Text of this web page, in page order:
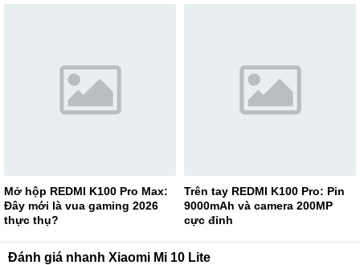
Mở hộp REDMI K100 Pro Max:
Đây mới là vua gaming 2026
thực thụ?
Trên tay REDMI K100 Pro: Pin
9000mAh và camera 200MP
cực đỉnh
Đánh giá nhanh Xiaomi Mi 10 Lite